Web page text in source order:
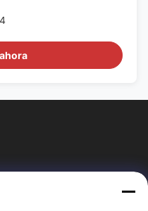
sin carbono más